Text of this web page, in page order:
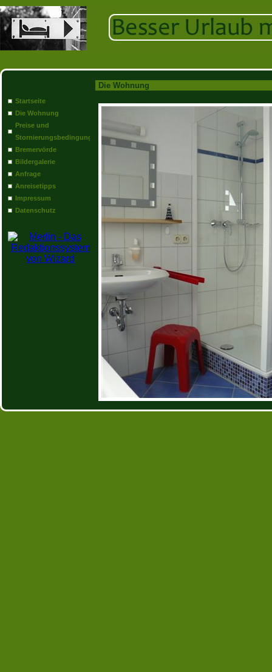
Startseite
Die Wohnung
Preise und
Stornierungsbedingungen
Bremervörde
Bildergalerie
Anfrage
Anreisetipps
Impressum
Datenschutz
Die Wohnung